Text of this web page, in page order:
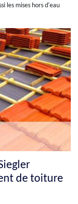
les mises hors d'eau
de toiture